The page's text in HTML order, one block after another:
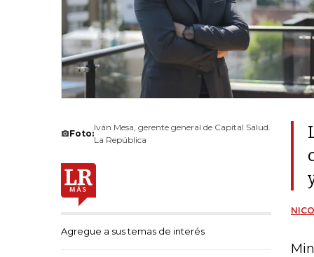
Foto:
Iván Mesa, gerente general de Capital Salud.
La República
Agregue a sus temas de interés